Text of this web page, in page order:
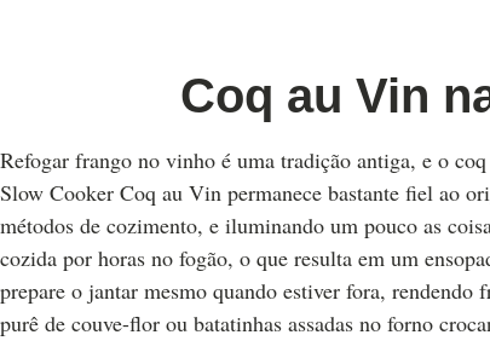
Coq au Vin
Refogar frango no vinho é uma tradição antiga, e o
Slow Cooker Coq au Vin permanece bastante fiel ao
métodos de cozimento, e iluminando um pouco as
cozida por horas no fogão, o que resulta em um
prepare o jantar mesmo quando estiver fora, rendendo
purê de couve-flor ou batatinhas assadas no forno